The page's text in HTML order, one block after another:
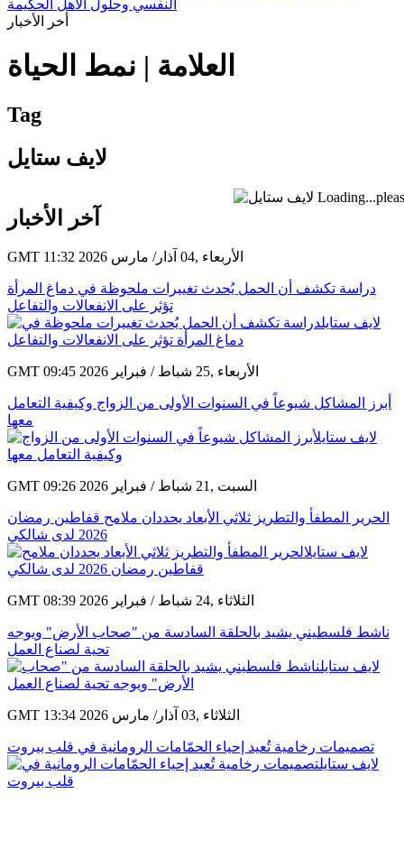
النفسي وحلول الأهل الحكيمة
أخر الأخبار
العلامة | نمط الحياة
Tag
لايف ستايل
آخر الأخبار
GMT 11:32 2026 الأربعاء ,04 آذار/ مارس
دراسة تكشف أن الحمل يُحدث تغييرات ملحوظة في دماغ المرأة
تؤثر على الانفعالات والتفاعل
GMT 09:45 2026 الأربعاء ,25 شباط / فبراير
أبرز المشاكل شيوعاً في السنوات الأولى من الزواج وكيفية التعامل
معها
GMT 09:26 2026 السبت ,21 شباط / فبراير
الحرير المطفأ والتطريز ثلاثي الأبعاد يحددان ملامح قفاطين رمضان
2026 لدى شالكي
GMT 08:39 2026 الثلاثاء ,24 شباط / فبراير
ناشط فلسطيني يشيد بالحلقة السادسة من "صحاب الأرض" ويوجه
تحية لصناع العمل
GMT 13:34 2026 الثلاثاء ,03 آذار/ مارس
تصميمات رخامية تُعيد إحياء الحمّامات الرومانية في قلب بيروت